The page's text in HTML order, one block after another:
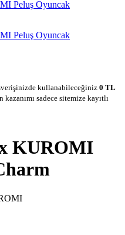
kullanabileceğiniz 0 TL
kazanımı sadece sitemize kayıtlı
KUROMI